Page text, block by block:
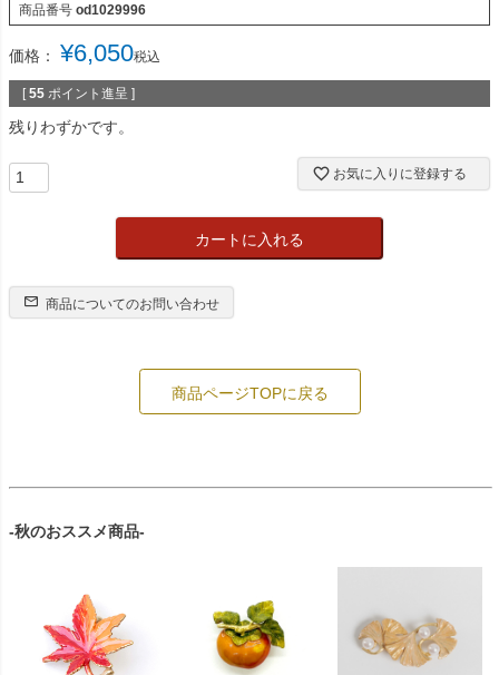
商品番号 od1029996
価格： ¥6,050税込
[ 55 ポイント進呈 ]
残りわずかです。
お気に入りに登録する
カートに入れる
商品についてのお問い合わせ
商品ページTOPに戻る
-秋のおススメ商品-